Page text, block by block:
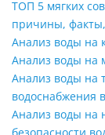
ТОП 5 мягких
причины,
Анализ воды на
Анализ воды на
Анализ воды на
водоснабжения
Анализ воды на